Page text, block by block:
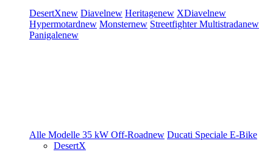
DesertXnew Diavelnew Heritagenew XDiavelnew
Hypermotardnew Monsternew StreetfighterMultistradanew
Panigalenew
Alle Modelle 35 kW Off-Roadnew Ducati Speciale E-Bike
DesertX